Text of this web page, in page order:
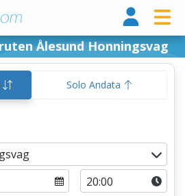
Ålesund Honningsvag
Solo Andata